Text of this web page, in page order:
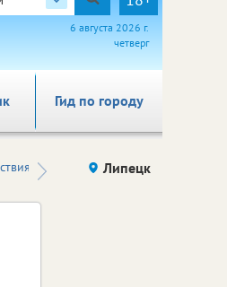
6 августа 2026 г.
четверг
Гид по городу
Здоровье компаний (на
правах
Липецк